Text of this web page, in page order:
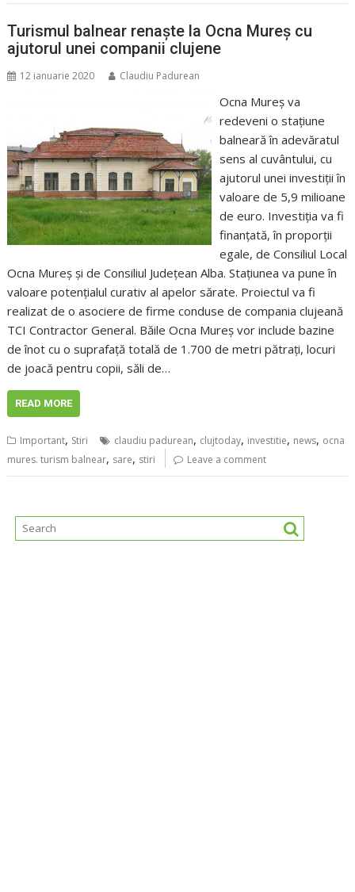
Turismul balnear renaște la Ocna Mureș cu
ajutorul unei companii clujene
12 ianuarie 2020 Claudiu Padurean
Ocna Mureș va
redeveni o stațiune
balneară în adevăratul
sens al cuvântului, cu
ajutorul unei investiții în
valoare de 5,9 milioane
de euro. Investiția va fi
finanțată, în proporții
egale, de Consiliul Local
Ocna Mureș și de Consiliul Județean Alba. Stațiunea va pune în
valoare potențialul curativ al apelor sărate. Proiectul va fi
realizat de o asociere de firme conduse de compania clujeană
TCI Contractor General. Băile Ocna Mureș vor include bazine
de înot cu o suprafață totală de 1.700 de metri pătrați, locuri
de joacă pentru copii, săli de…
READ MORE
Important, Stiri claudiu padurean, clujtoday, investitie, news, ocna
mures. turism balnear, sare, stiri Leave a comment